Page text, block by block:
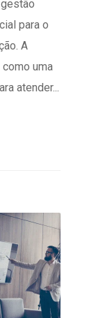
para o
A
uma
atender...